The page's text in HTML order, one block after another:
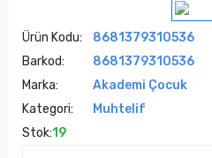
Ürün Kodu:
8681379310536
Barkod:
8681379310536
Marka:
Akademi Çocuk
Kategori:
Muhtelif
Stok:19